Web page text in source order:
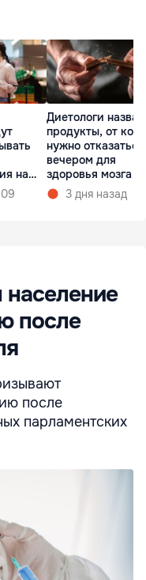
на
Диетологи
продукты, от
нужно отказаться
вечером для
здоровья мозга
3 дня назад
после
после
парламентских